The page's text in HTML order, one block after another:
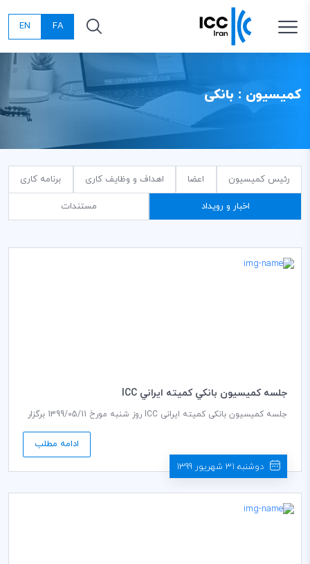
FA
EN
کمیسیون : بانکی
رئیس کمیسیون اعضا اهداف و وظایف کاری برنامه کاری
اخبار و رویداد مستندات
جلسه كميسيون بانكي كميته ايراني ICC
جلسه کمیسیون بانکی کمیته ایرانی ICC روز شنبه مورخ 1399/05/11 برگزار
ادامه مطلب
دوشنبه 31 شهریور 1399